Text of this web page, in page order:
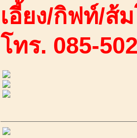
เอี้ยง/กิฟท์/ส้
โทร. 085-